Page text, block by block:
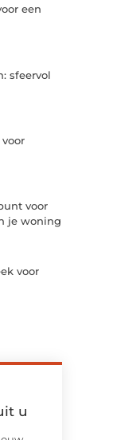
een
sfeervol
voor
je woning
voor
u